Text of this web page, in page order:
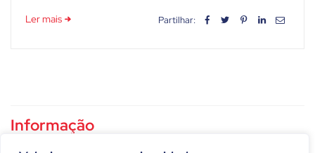
Ler mais Partilhar:
Informação